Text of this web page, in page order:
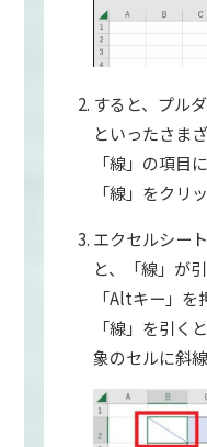
すると、プル
といったさま
「線」の項目
「線」をクリ
エクセルシー
と、「線」が
「Altキー」
「線」を引く
象のセルに斜